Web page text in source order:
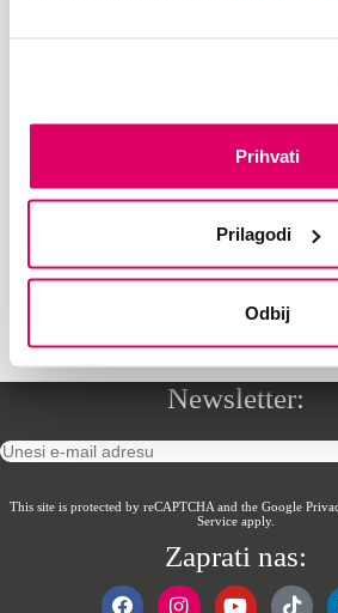
Prihvati
Prilagodi
Odbij
Tehnička podrška:0800 30 630, taster 2
support@supernovabih.ba
Prodajna mjesta
Newsletter:
This site is protected by reCAPTCHA and the Google
Serviceapply.
Zaprati nas: